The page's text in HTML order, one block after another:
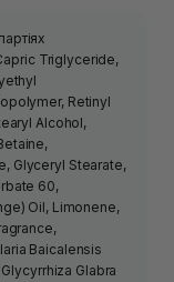
Triglyceride,
Retinyl
Alcohol,
Glyceryl Stearate,
60,
Oil, Limonene,
Baicalensis
Glabra